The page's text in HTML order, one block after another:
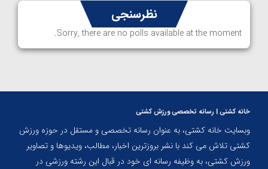
نظرسنجی
Sorry, there are no polls available at the moment.
خانه کشتی | رسانه تخصصی ورزش کشتی
وبسایت خانه کشتی، به عنوان رسانه تخصصی و مستقل در حوزه ورزش
کشتی تلاش می کند با نشر بروزترین اخبار، مطالب، ویدیوها و تصاویر
ورزش کشتی، به وظیفه رسانه ای خود در قبال این رشته ورزشی در